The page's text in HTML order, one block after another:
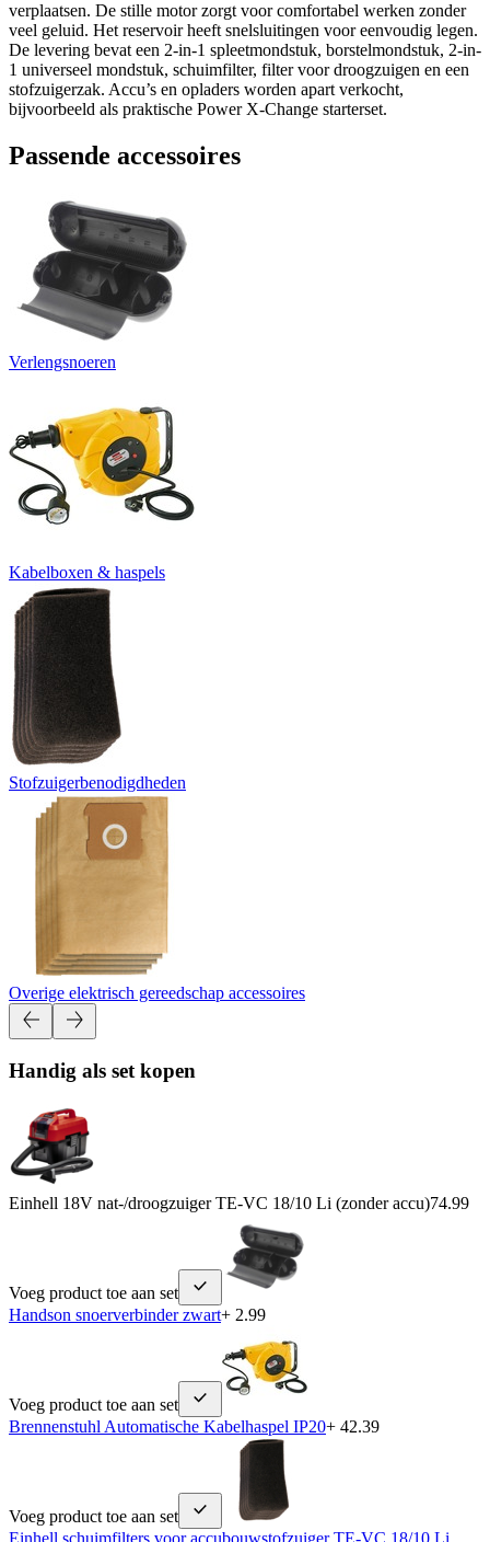
verplaatsen. De stille motor zorgt voor comfortabel werken zonder
veel geluid. Het reservoir heeft snelsluitingen voor eenvoudig legen.
De levering bevat een 2-in-1 spleetmondstuk, borstelmondstuk, 2-in-
1 universeel mondstuk, schuimfilter, filter voor droogzuigen en een
stofzuigerzak. Accu’s en opladers worden apart verkocht,
bijvoorbeeld als praktische Power X-Change starterset.
Passende accessoires
Verlengsnoeren
Kabelboxen & haspels
Stofzuigerbenodigdheden
Overige elektrisch gereedschap accessoires
Handig als set kopen
Einhell 18V nat-/droogzuiger TE-VC 18/10 Li (zonder accu)74.99
Voeg product toe aan set
Handson snoerverbinder zwart+ 2.99
Voeg product toe aan set
Brennenstuhl Automatische Kabelhaspel IP20+ 42.39
Voeg product toe aan set
Einhell schuimfilters voor accubouwstofzuiger TE-VC 18/10 Li